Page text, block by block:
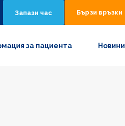
Запази час Бързи връзки
за пациента Новини